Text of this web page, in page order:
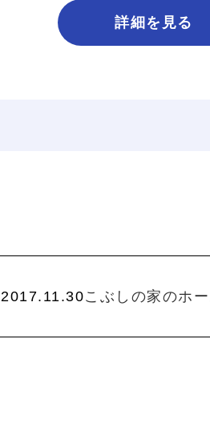
詳細を見る
2017.11.30こぶしの家のホ